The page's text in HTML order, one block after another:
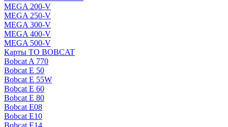
MEGA 200-V
MEGA 250-V
MEGA 300-V
MEGA 400-V
MEGA 500-V
Карты ТО BOBCAT
Bobcat A 770
Bobcat E 50
Bobcat E 55W
Bobcat E 60
Bobcat E 80
Bobcat E08
Bobcat E10
Bobcat E14